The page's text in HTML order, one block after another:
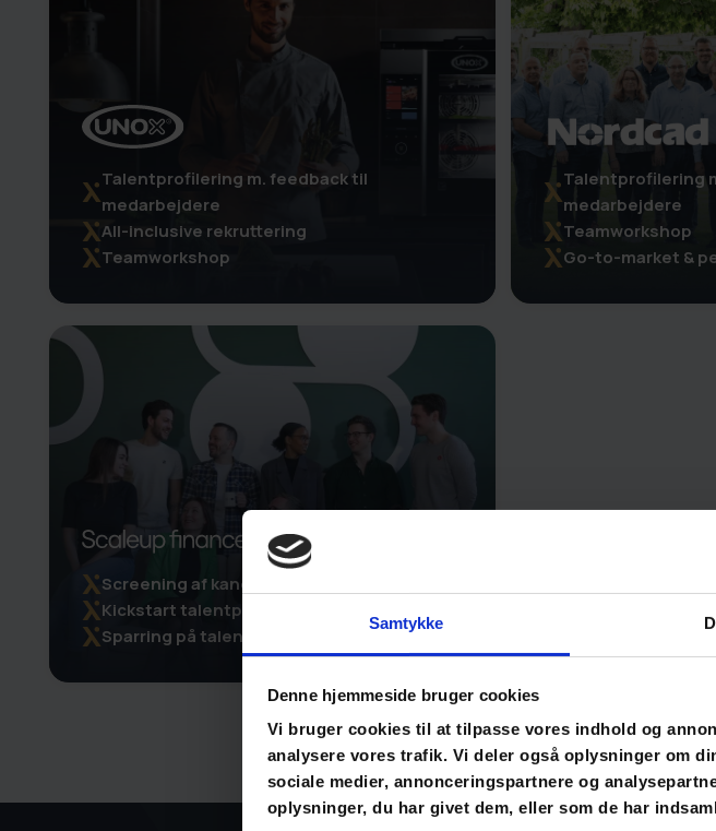
Samtykke
Denne hjemmeside bruger cookies
Vi bruger cookies til at tilpasse vores indhold og
analysere vores trafik. Vi deler også oplysninger om
sociale medier, annonceringspartnere og
oplysninger, du har givet dem, eller som de har
Talentprofilering m. feedback til
medarbejdere
All-inclusive rekruttering
Teamworkshop
Talentprofilering
medarbejdere
Teamworkshop
Go-to-market &
Screening af kandidater
Kickstart talentparadigme
Sparring på talent